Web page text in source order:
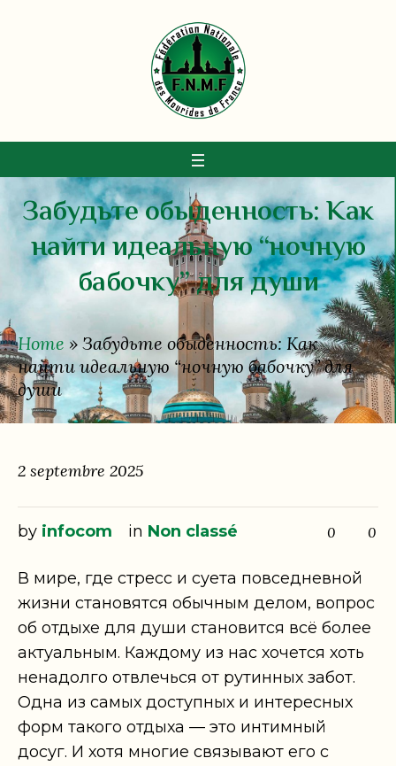
Забудьте обыденность: Как
найти идеальную “ночную
бабочку” для души
Home » Забудьте обыденность: Как
найти идеальную “ночную бабочку” для
души
2 septembre 2025
by infocom in Non classé 0 0
В мире, где стресс и суета повседневной
жизни становятся обычным делом, вопрос
об отдыхе для души становится всё более
актуальным. Каждому из нас хочется хоть
ненадолго отвлечься от рутинных забот.
Одна из самых доступных и интересных
форм такого отдыха — это интимный
досуг. И хотя многие связывают его с